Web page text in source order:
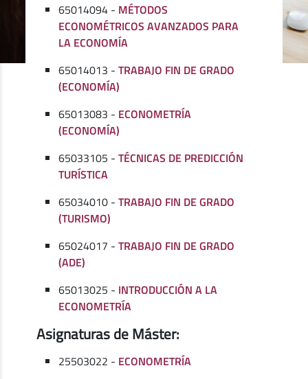
65014094 - MÉTODOS
ECONOMÉTRICOS AVANZADOS PARA
LA ECONOMÍA
65014013 -TRABAJO FIN DE GRADO
(ECONOMÍA)
65013083 - ECONOMETRÍA
(ECONOMÍA)
65033105 -TÉCNICAS DE PREDICCIÓN
TURÍSTICA
65034010 -TRABAJO FIN DE GRADO
(TURISMO)
65024017 -TRABAJO FIN DE GRADO
(ADE)
65013025 - INTRODUCCIÓN A LA
ECONOMETRÍA
Asignaturas de Máster:
25503022 - ECONOMETRÍA